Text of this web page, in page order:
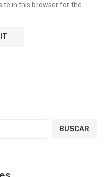
in this browser for the
BUSCAR